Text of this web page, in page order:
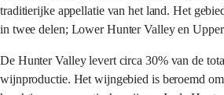
traditierijke appellatie van het land. Het
in twee delen; Lower Hunter Valley en
De Hunter Valley levert circa 30% van de
wijnproductie. Het wijngebied is beroemd